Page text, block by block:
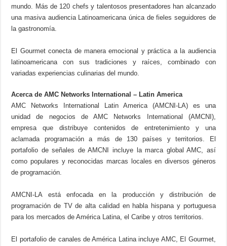
mundo. Más de 120 chefs y talentosos presentadores han alcanzado
una masiva audiencia Latinoamericana única de fieles seguidores de
la gastronomía.
El Gourmet conecta de manera emocional y práctica a la audiencia
latinoamericana con sus tradiciones y raíces, combinado con
variadas experiencias culinarias del mundo.
Acerca de AMC Networks International – Latin America
AMC Networks International Latin America (AMCNI-LA) es una
unidad de negocios de AMC Networks International (AMCNI),
empresa que distribuye contenidos de entretenimiento y una
aclamada programación a más de 130 países y territorios. El
portafolio de señales de AMCNI incluye la marca global AMC, así
como populares y reconocidas marcas locales en diversos géneros
de programación.
AMCNI-LA está enfocada en la producción y distribución de
programación de TV de alta calidad en habla hispana y portuguesa
para los mercados de América Latina, el Caribe y otros territorios.
El portafolio de canales de América Latina incluye AMC, El Gourmet,